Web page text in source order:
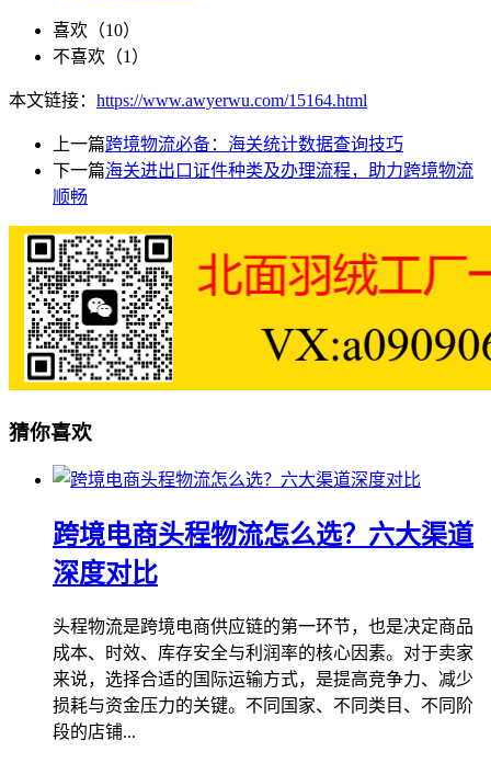
喜欢（10）
不喜欢（1 ）
本文链接： https://www.awyerwu.com/15164.html
上一篇跨境物流必备：海关统计数据查询技巧
下一篇海关进出口证件种类及办理流程，助力跨境物流
顺畅
猜你喜欢
跨境电商头程物流怎么选？六大渠道
深度对比
头程物流是跨境电商供应链的第一环节，也是决定商品
成本、时效、库存安全与利润率的核心因素。对于卖家
来说，选择合适的国际运输方式，是提高竞争力、减少
损耗与资金压力的关键。不同国家、不同类目、不同阶
段的店铺...